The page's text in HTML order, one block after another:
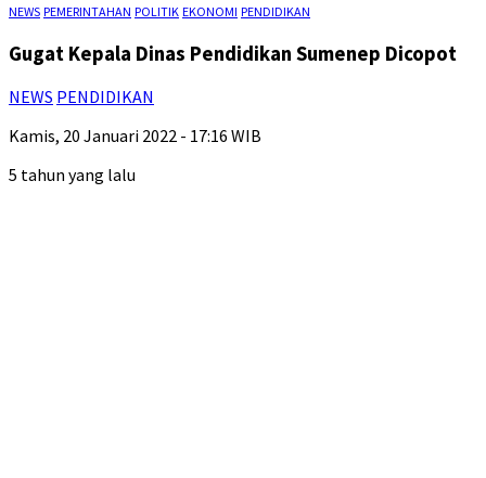
NEWS PEMERINTAHAN POLITIK EKONOMI PENDIDIKAN
Gugat Kepala Dinas Pendidikan Sumenep Dicopot
NEWS PENDIDIKAN
Kamis, 20 Januari 2022 - 17:16 WIB
5 tahun yang lalu